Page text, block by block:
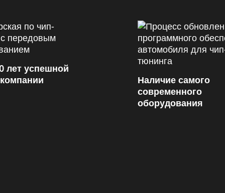
лет успешной
Наличие самого
современного
оборудования